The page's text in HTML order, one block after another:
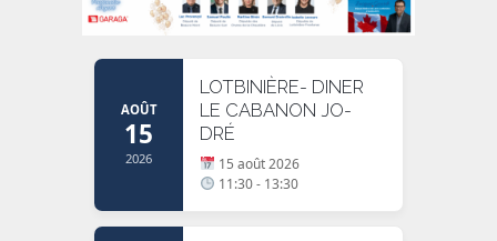
AOÛT
15
2026
LOTBINIÈRE- DINER
LE CABANON JO-
DRÉ
15 août 2026
11:30 - 13:30